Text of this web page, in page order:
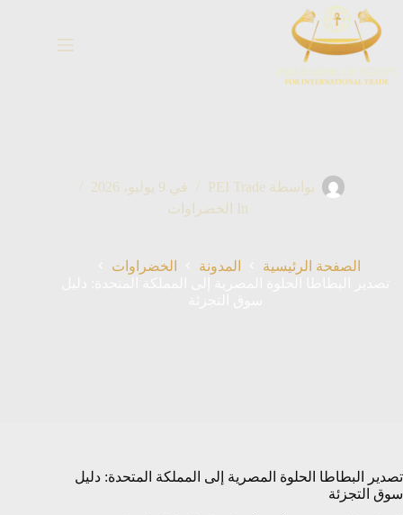
المحتوى
بواسطة PEI Trade في 9 يوليو، 2026
In
الخضراوات
الصفحة الرئيسية المدونة
الخضراوات
تصدير البطاطا الحلوة المصرية إلى المملكة المتحدة: دليل
سوق التجزئة